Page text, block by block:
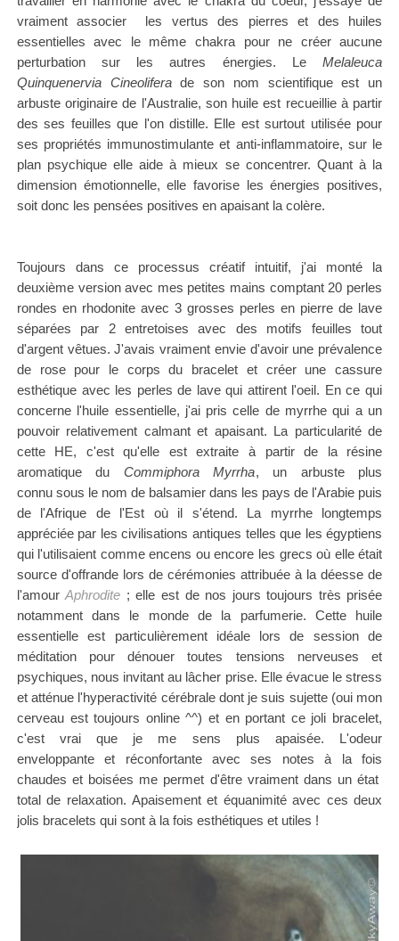
vraiment associer les vertus des pierres et des huiles
essentielles avec le même chakra pour ne créer aucune
perturbation sur les autres énergies. LeMelaleuca
Quinquenervia Cineoliferade son nom scientifique est un
arbuste originaire de l'Australie, son huile est recueillie à partir
des ses feuilles que l'on distille. Elle est surtout utilisée pour
ses propriétés immunostimulante et anti-inflammatoire, sur le
plan psychique elle aide à mieux se concentrer. Quant à la
dimension émotionnelle, elle favorise les énergies positives,
soit donc les pensées positives en apaisant la colère.
Toujours dans ce processus créatif intuitif, j'ai monté la
deuxième version avec mes petites mains comptant 20 perles
rondes en rhodonite avec 3 grosses perles en pierre de lave
séparées par 2 entretoises avec des motifs feuilles tout
d'argent vêtues. J'avais vraiment envie d'avoir une prévalence
de rose pour le corps du bracelet et créer une cassure
esthétique avec les perles de lave qui attirent l'oeil. En ce qui
concerne l'huile essentielle, j'ai pris celle de myrrhe qui a un
pouvoir relativement calmant et apaisant. La particularité de
cette HE, c'est qu'elle est extraite à partir de la résine
aromatique du Commiphora Myrrha, un arbuste plus
connu sous le nom de balsamierdans les pays de l'Arabie puis
de l'Afrique de l'Est où il s'étend. La myrrhe longtemps
appréciée par les civilisations antiques telles que les égyptiens
qui l'utilisaient comme encens ou encore les grecs où elle était
source d'offrande lors de cérémonies attribuée à la déesse de
l'amourAphrodite ; elle est de nos jours toujours très prisée
notamment dans le monde de la parfumerie. Cette huile
essentielle est particulièrement idéale lors de session de
méditation pour dénouer toutes tensions nerveuses et
psychiques, nous invitant au lâcher prise. Elle évacue le stress
et atténue l'hyperactivité cérébrale dont je suis sujette (oui mon
cerveau est toujours online ^^) et en portant ce joli bracelet,
c'est vrai que je me sens plus apaisée. L'odeur
enveloppante et réconfortante avec ses notes à la fois
chaudes et boisées me permet d'être vraiment dans un état
total de relaxation.Apaisement et équanimité avec ces deux
jolis bracelets qui sont à la fois esthétiques et utiles !